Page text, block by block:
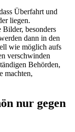
Überfahrt und
liegen.
besonders
dann in den
wie möglich aufs
verschwinden
Behörden,
machten,
nur gegen